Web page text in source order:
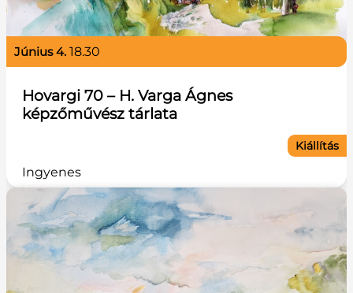
Hovargi 70 – H. Varga Ágnes
képzőművész tárlata
június 4. 18.30
Ingyenes
Kiállítás